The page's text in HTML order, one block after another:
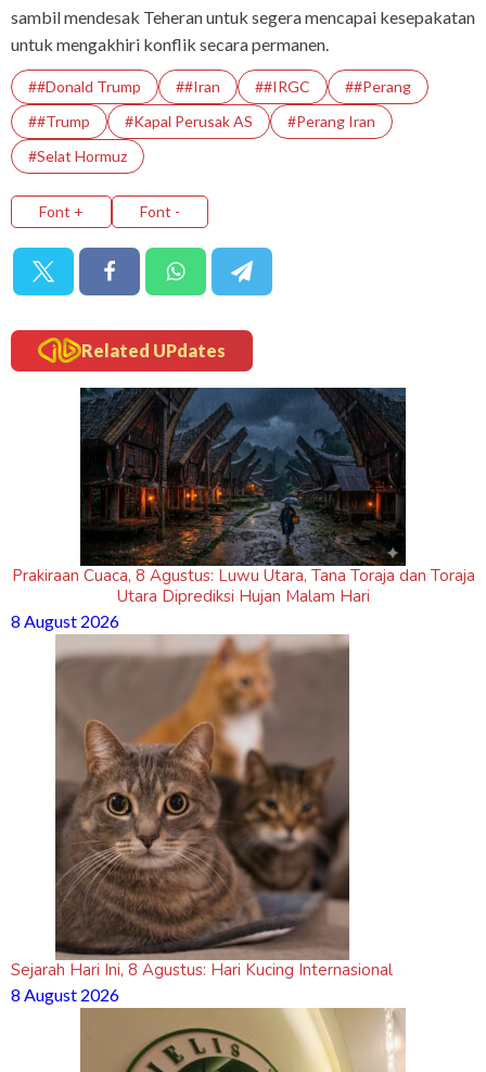
sambil mendesak Teheran untuk segera mencapai kesepakatan
untuk mengakhiri konflik secara permanen.
##Donald Trump ##Iran ##IRGC
##Perang
##Trump
#Kapal Perusak AS
#Perang Iran
#Selat Hormuz
Font + Font -
Related UPdates
Prakiraan Cuaca, 8 Agustus: Luwu Utara, Tana Toraja dan Toraja
Utara Diprediksi Hujan Malam Hari
8 August 2026
Sejarah Hari Ini, 8 Agustus: Hari Kucing Internasional
8 August 2026